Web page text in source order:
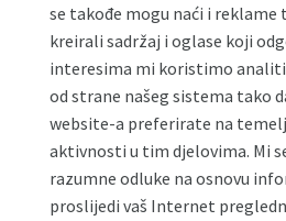
se takođe mogu naći i reklame
kreirali sadržaj i oglase koji
interesima mi koristimo
od strane našeg sistema tako
website-a preferirate na
aktivnosti u tim djelovima. Mi
razumne odluke na osnovu
proslijedi vaš Internet